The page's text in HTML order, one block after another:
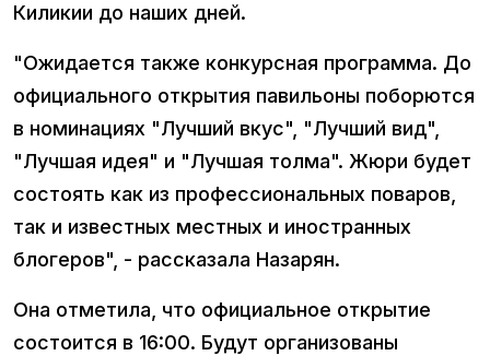
Киликии до наших дней.
"Ожидается также конкурсная программа. До
официального открытия павильоны поборются
в номинациях "Лучший вкус", "Лучший вид",
"Лучшая идея" и "Лучшая толма". Жюри будет
состоять как из профессиональных поваров,
так и известных местных и иностранных
блогеров", - рассказала Назарян.
Она отметила, что официальное открытие
состоится в 16:00. Будут организованы